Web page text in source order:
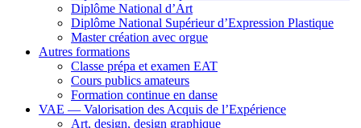
Diplôme National d’Art
Diplôme National Supérieur d’Expression Plastique
Master création avec orgue
Autres formations
Classe prépa et examen EAT
Cours publics amateurs
Formation continue en danse
VAE — Valorisation des Acquis de l’Expérience
Art, design, design graphique